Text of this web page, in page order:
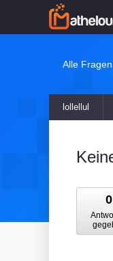
Alle Fragen
lollellul
0